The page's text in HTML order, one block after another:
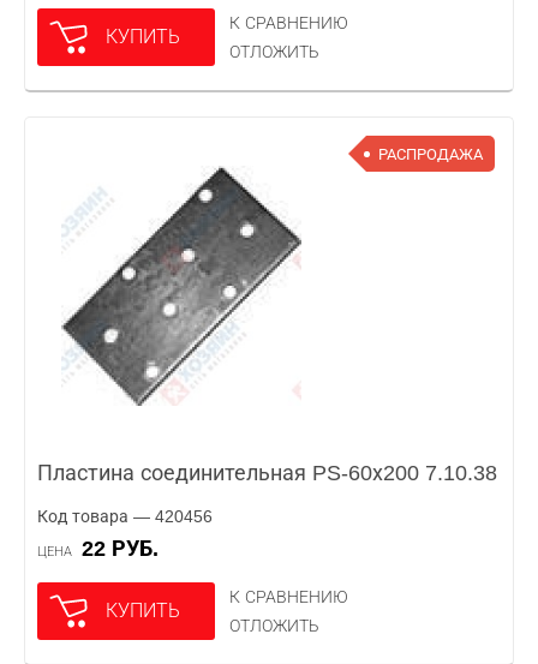
КУПИТЬ
К СРАВНЕНИЮ
ОТЛОЖИТЬ
РАСПРОДАЖА
Пластина соединительная PS-60х200 7.10.38
Код товара — 420456
ЦЕНА 22 РУБ.
КУПИТЬ
К СРАВНЕНИЮ
ОТЛОЖИТЬ